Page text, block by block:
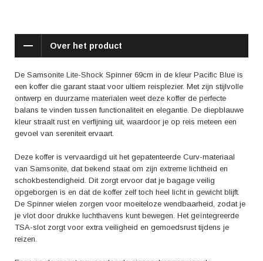
details geeft de koffer een tijdloze elegantie die past bij elke reiziger.
Positieve aspecten die vaak terugkomen in reviews van de Samsonite
Lite-Shock Spinner zijn onder andere de stevigheid van de koffer, het
lichte gewicht en het gebruiksgemak van de wielen. Reizigers waarderen
ook het feit dat de koffer gemakkelijk in te pakken is en dat hun spullen
goed beschermd blijven tijdens het reizen.
koffer in huis die niet alleen functioneel en duurzaam is, maar ook een
gevoel van luxe en comfort met zich meebrengt. Deze koffer is de
perfecte metgezel voor elke reis, groot of klein, en zal je keer op keer
overtuigen van zijn kwaliteit en gebruiksgemak.
Over het product
De Samsonite Lite-Shock Spinner 69cm in de kleur Pacific Blue is
een koffer die garant staat voor ultiem reisplezier. Met zijn stijlvolle
ontwerp en duurzame materialen weet deze koffer de perfecte
balans te vinden tussen functionaliteit en elegantie. De diepblauwe
kleur straalt rust en verfijning uit, waardoor je op reis meteen een
gevoel van sereniteit ervaart.
Deze koffer is vervaardigd uit het gepatenteerde Curv-materiaal
van Samsonite, dat bekend staat om zijn extreme lichtheid en
schokbestendigheid. Dit zorgt ervoor dat je bagage veilig
opgeborgen is en dat de koffer zelf toch heel licht in gewicht blijft.
De Spinner wielen zorgen voor moeiteloze wendbaarheid, zodat je
je vlot door drukke luchthavens kunt bewegen. Het geïntegreerde
TSA-slot zorgt voor extra veiligheid en gemoedsrust tijdens je
reizen.